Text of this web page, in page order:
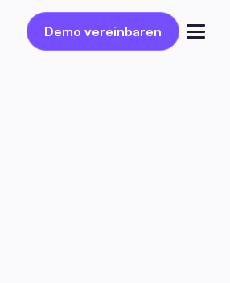
Demo vereinbaren
Demo vereinbaren